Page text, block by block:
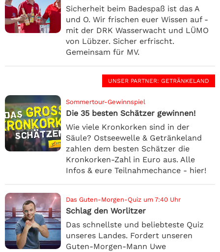
Sicherheit beim Badespaß ist das A
und O. Wir frischen euer Wissen auf -
mit der DRK Wasserwacht und LÜMO
von Lübzer. Sicher erfrischt.
Gemeinsam für MV.
UNSER PARTNER: GETRÄNKELAND
Sommertour-Gewinnspiel
Die 35 besten Schätzer gewinnen!
Wie viele Kronkorken sind in der
Säule? Ostseewelle & Getränkeland
zahlen dem besten Schätzer die
Kronkorken-Zahl in Euro aus. Alle
Infos & eure Teilnahmechance - hier!
Das Guten-Morgen-Quiz um 7:40 Uhr
Schlag den Worlitzer
Das schnellste und beliebteste Quiz
unseres Landes. Fordert unseren
Guten-Morgen-Mann Uwe